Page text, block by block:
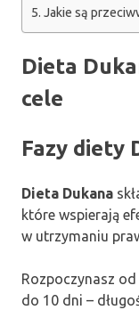
Jakie są
Dieta
cele
Fazy diety
Dieta Dukana
które wspierają
w utrzymaniu
Rozpoczynasz od
do 10 dni –